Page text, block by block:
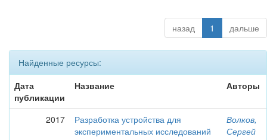
назад 1 дальше
Найденные ресурсы:
Дата
публикации
Название Авторы
2017
Разработка устройства для
экспериментальных исследований
Волков,
Сергей